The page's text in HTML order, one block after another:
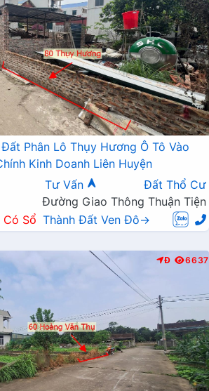
Phân Lô Thụy Hương Ô Tô Vào
Kinh Doanh Liên Huyện
Tư Vấn
Đất Thổ Cư
Đường Giao Thông Thuận Tiện
Sổ Thành Đất Ven Đô→
Đ 6637